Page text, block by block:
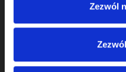
Zezwól